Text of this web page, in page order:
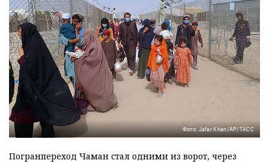
Фото: Jafar Khan/АР/ТАСС
Погранпереход Чаман стал одними из ворот, через